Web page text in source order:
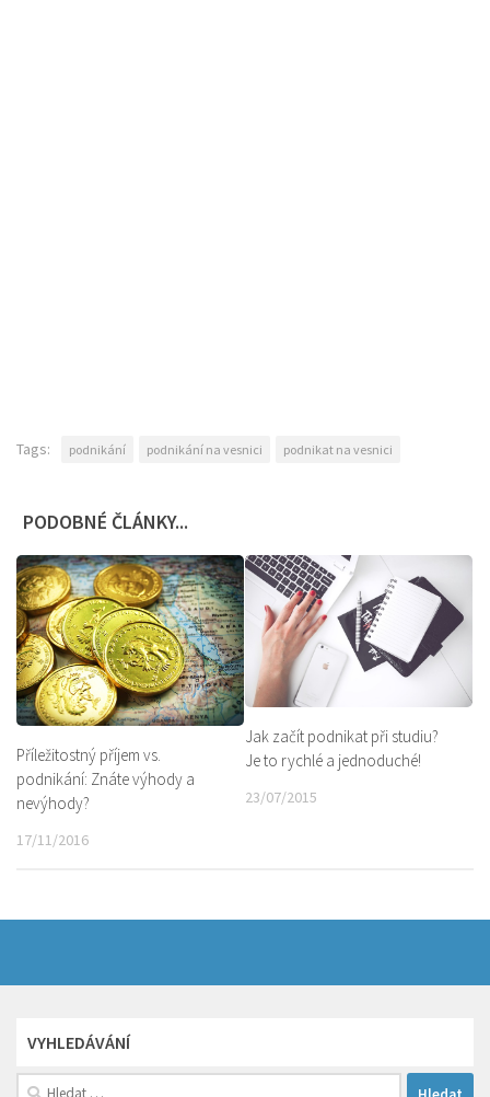
Tags: podnikání podnikání na vesnici podnikat na vesnici
PODOBNÉ ČLÁNKY...
Příležitostný příjem vs.
podnikání: Znáte výhody a
nevýhody?
17/11/2016
Jak začít podnikat při studiu?
Je to rychlé a jednoduché!
23/07/2015
VYHLEDÁVÁNÍ
Vyhledávání